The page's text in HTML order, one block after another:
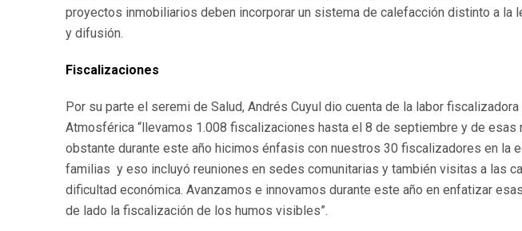
proyectos inmobiliarios deben incorporar un sistema de calefacción distinto a la
y difusión.
Fiscalizaciones
Por su parte el seremi de Salud, Andrés Cuyul dio cuenta de la labor
Atmosférica “llevamos 1.008 fiscalizaciones hasta el 8 de septiembre y de esas
obstante durante este año hicimos énfasis con nuestros 30 fiscalizadores en la
familias y eso incluyó reuniones en sedes comunitarias y también visitas a las
dificultad económica. Avanzamos e innovamos durante este año en enfatizar
de lado la fiscalización de los humos visibles”.